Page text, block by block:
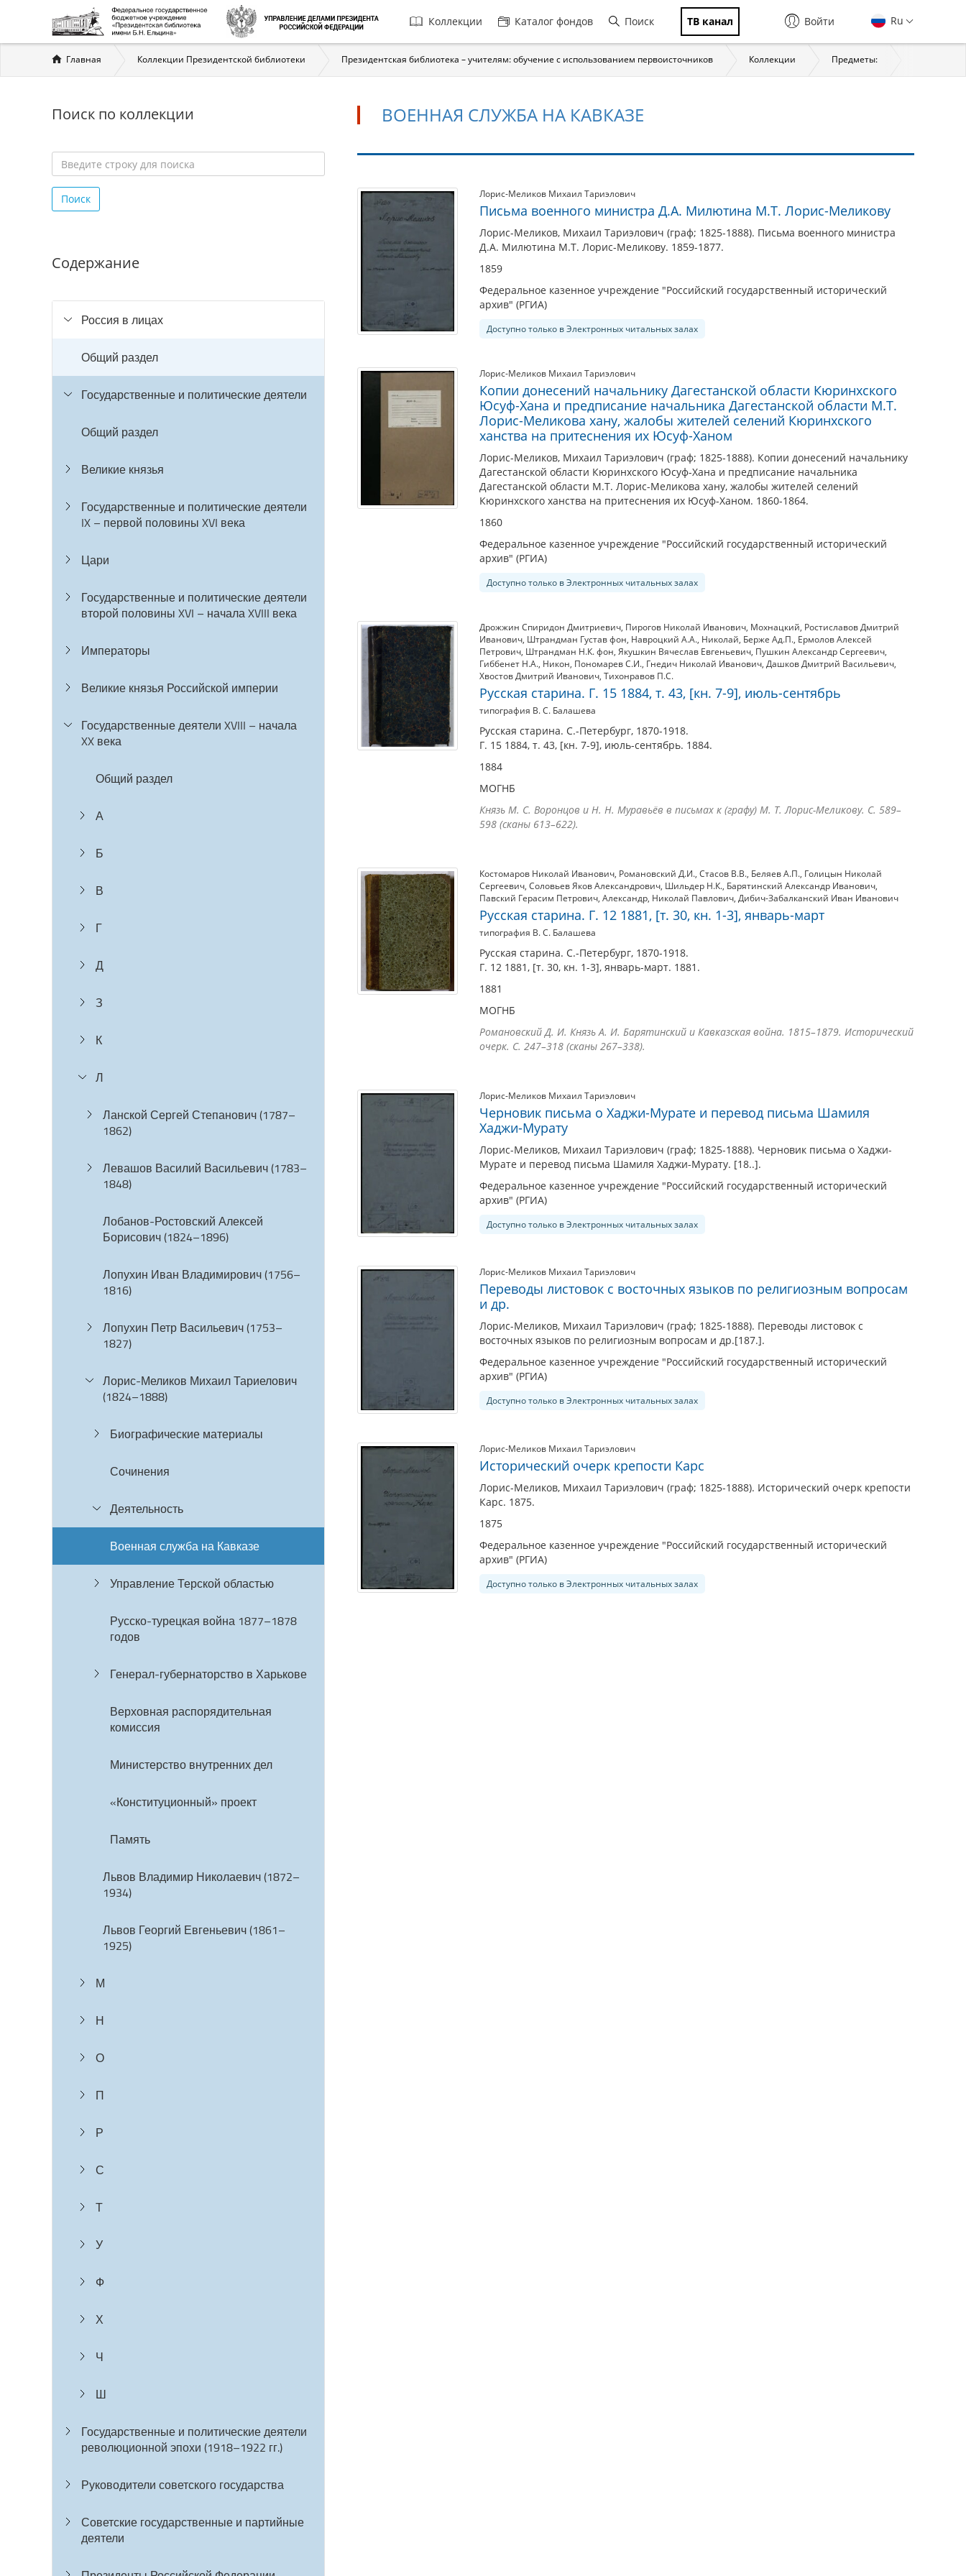
Главная
навигация
Коллекции Каталог фондов Поиск ТВ канал Ru
Войти
Вы
здесь
Главная Коллекции Президентской библиотеки Президентская библиотека – учителям: обучение с использованием первоисточников Коллекции Предметы:
Поиск по коллекции
строку
для
Поиск
Содержание
Россия в лицах
Общий раздел
Государственные и политические деятели
Общий раздел
Великие князья
Государственные и политические деятели
IX – первой половины XVI века
Цари
Государственные и политические деятели
второй половины XVI – начала XVIII века
Императоры
Великие князья Российской империи
Государственные деятели XVIII – начала
XX века
Общий раздел
А
Б
В
Г
Д
З
К
Л
Ланской Сергей Степанович (1787–
1862)
Левашов Василий Васильевич (1783–
1848)
Лобанов-Ростовский Алексей
Борисович (1824–1896)
Лопухин Иван Владимирович (1756–
1816)
Лопухин Петр Васильевич (1753–
1827)
Лорис-Меликов Михаил Тариелович
(1824–1888)
Биографические материалы
Сочинения
Деятельность
Военная служба на Кавказе
Управление Терской областью
Русско-турецкая война 1877–1878
годов
Генерал-губернаторство в Харькове
Верховная распорядительная
комиссия
Министерство внутренних дел
«Конституционный» проект
Память
Львов Владимир Николаевич (1872–
1934)
Львов Георгий Евгеньевич (1861–
1925)
М
Н
О
П
Р
С
Т
У
Ф
Х
Ч
Ш
Государственные и политические деятели
революционной эпохи (1918–1922 гг.)
Руководители советского государства
Советские государственные и партийные
деятели
ВОЕННАЯ СЛУЖБА НА КАВКАЗЕ
Военная
служба
Кавказе
Лорис-Меликов Михаил Тариэлович
Письма военного министра Д.А. Милютина М.Т. Лорис-Меликову
Лорис-Меликов, Михаил Тариэлович (граф; 1825-1888). Письма военного министра
Д.А. Милютина М.Т. Лорис-Меликову. 1859-1877.
1859
Федеральное казенное учреждение "Российский государственный исторический
архив" (РГИА)
Доступно только в Электронных читальных залах
Лорис-Меликов Михаил Тариэлович
Копии донесений начальнику Дагестанской области Кюринхского
Юсуф-Хана и предписание начальника Дагестанской области М.Т.
Лорис-Меликова хану, жалобы жителей селений Кюринхского
ханства на притеснения их Юсуф-Ханом
Лорис-Меликов, Михаил Тариэлович (граф; 1825-1888). Копии донесений начальнику
Дагестанской области Кюринхского Юсуф-Хана и предписание начальника
Дагестанской области М.Т. Лорис-Меликова хану, жалобы жителей селений
Кюринхского ханства на притеснения их Юсуф-Ханом. 1860-1864.
1860
Федеральное казенное учреждение "Российский государственный исторический
архив" (РГИА)
Доступно только в Электронных читальных залах
Дрожжин Спиридон Дмитриевич, Пирогов Николай Иванович, Мохнацкий, Ростиславов Дмитрий
Иванович, Штрандман Густав фон, Навроцкий А.А., Николай, Берже Ад.П., Ермолов Алексей
Петрович, Штрандман Н.К. фон, Якушкин Вячеслав Евгеньевич, Пушкин Александр Сергеевич,
Гиббенет Н.А., Никон, Пономарев С.И., Гнедич Николай Иванович, Дашков Дмитрий Васильевич,
Хвостов Дмитрий Иванович, Тихонравов П.С.
Русская старина. Г. 15 1884, т. 43, [кн. 7-9], июль-сентябрь
типография В. С. Балашева
Русская старина. С.-Петербург, 1870-1918.
Г. 15 1884, т. 43, [кн. 7-9], июль-сентябрь. 1884.
1884
МОГНБ
Князь М. С. Воронцов и Н. Н. Муравьёв в письмах к (графу) М. Т. Лорис-Меликову. С. 589–
598 (сканы 613–622).
Костомаров Николай Иванович, Романовский Д.И., Стасов В.В., Беляев А.П., Голицын Николай
Сергеевич, Соловьев Яков Александрович, Шильдер Н.К., Барятинский Александр Иванович,
Павский Герасим Петрович, Александр, Николай Павлович, Дибич-Забалканский Иван Иванович
Русская старина. Г. 12 1881, [т. 30, кн. 1-3], январь-март
типография В. С. Балашева
Русская старина. С.-Петербург, 1870-1918.
Г. 12 1881, [т. 30, кн. 1-3], январь-март. 1881.
1881
МОГНБ
Романовский Д. И. Князь А. И. Барятинский и Кавказская война. 1815–1879. Исторический
очерк. С. 247–318 (сканы 267–338).
Лорис-Меликов Михаил Тариэлович
Черновик письма о Хаджи-Мурате и перевод письма Шамиля
Хаджи-Мурату
Лорис-Меликов, Михаил Тариэлович (граф; 1825-1888). Черновик письма о Хаджи-
Мурате и перевод письма Шамиля Хаджи-Мурату. [18..].
Федеральное казенное учреждение "Российский государственный исторический
архив" (РГИА)
Доступно только в Электронных читальных залах
Лорис-Меликов Михаил Тариэлович
Переводы листовок с восточных языков по религиозным вопросам
и др.
Лорис-Меликов, Михаил Тариэлович (граф; 1825-1888). Переводы листовок с
восточных языков по религиозным вопросам и др.[187.].
Федеральное казенное учреждение "Российский государственный исторический
архив" (РГИА)
Доступно только в Электронных читальных залах
Лорис-Меликов Михаил Тариэлович
Исторический очерк крепости Карс
Лорис-Меликов, Михаил Тариэлович (граф; 1825-1888). Исторический очерк крепости
Карс. 1875.
1875
Федеральное казенное учреждение "Российский государственный исторический
архив" (РГИА)
Доступно только в Электронных читальных залах